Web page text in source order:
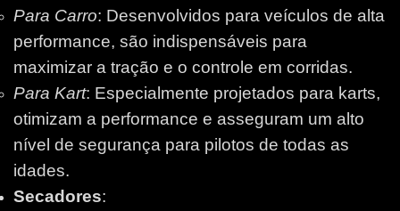
Para Carro: Desenvolvidos para veículos de alta
performance, são indispensáveis para
maximizar a tração e o controle em corridas.
Para Kart: Especialmente projetados para karts,
otimizam a performance e asseguram um alto
nível de segurança para pilotos de todas as
idades.
Secadores: